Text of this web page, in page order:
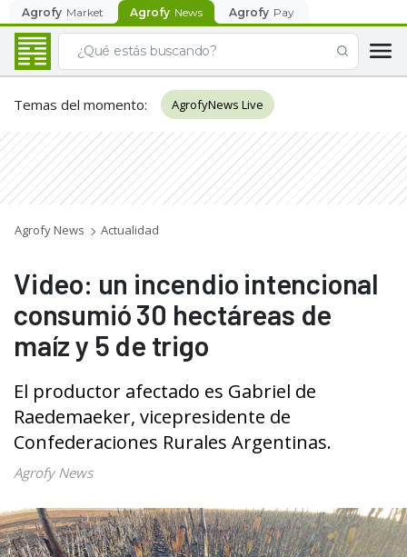
Agrofy Market Agrofy News Agrofy Pay
Temas del momento: AgrofyNews Live
Agrofy News Actualidad
Video: un incendio intencional
consumió 30 hectáreas de
maíz y 5 de trigo
El productor afectado es Gabriel de
Raedemaeker, vicepresidente de
Confederaciones Rurales Argentinas.
Agrofy News